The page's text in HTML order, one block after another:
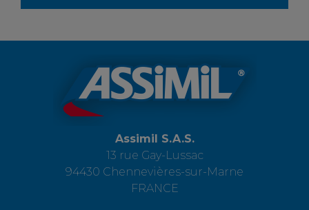
Assimil S.A.S.
13 rue Gay-Lussac
94430 Chennevières-sur-Marne
FRANCE